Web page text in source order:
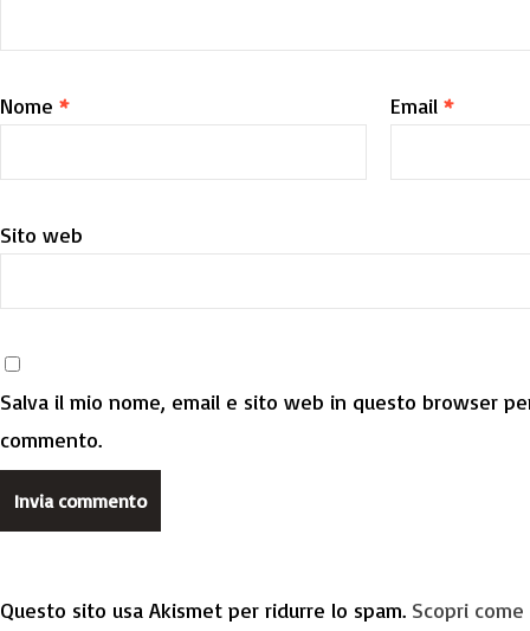
Nome * Email *
Sito web
Salva il mio nome, email e sito web in questo browser
commento.
Questo sito usa Akismet per ridurre lo spam. Scopri